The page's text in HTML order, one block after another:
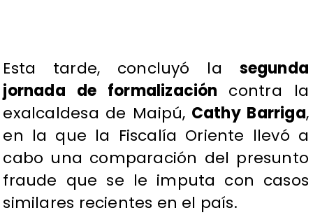
​Esta tarde, concluyó la segunda
jornada de formalización contra la
exalcaldesa de Maipú, Cathy Barriga,
en la que la Fiscalía Oriente llevó a
cabo una comparación del presunto
fraude que se le imputa con casos
similares recientes en el país.